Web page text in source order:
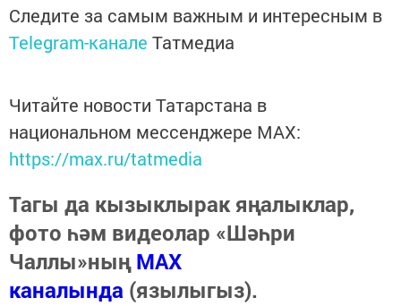
Следите за самым важным и интересным в
Telegram-канале Татмедиа
Читайте новости Татарстана в
национальном мессенджере MАХ:
https://max.ru/tatmedia
Тагы да кызыклырак яңалыклар,
фото һәм видеолар «Шәһри
Чаллы»ныңMAX
каналында (язылыгыз).